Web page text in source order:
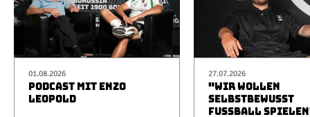
01.08.2026
PODCAST MIT ENZO
LEOPOLD
27.07.2026
"WIR WOLLEN
SELBSTBEWUSST
FUSSBALL